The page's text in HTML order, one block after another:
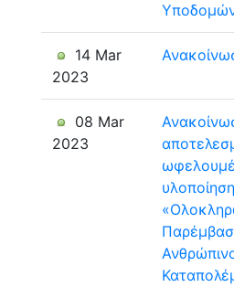
14 Mar
2023
08 Mar
2023